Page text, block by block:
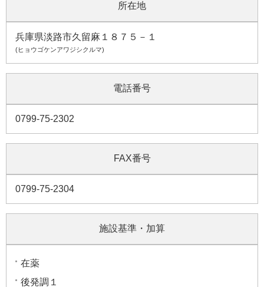
所在地
兵庫県淡路市久留麻１８７５－１
(ヒョウゴケンアワジシクルマ)
電話番号
0799-75-2302
FAX番号
0799-75-2304
施設基準・加算
在薬
後発調１